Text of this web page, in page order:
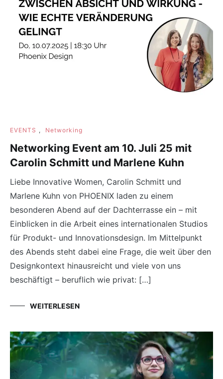
EVENTS , Networking
Networking Event am 10. Juli 25 mit
Carolin Schmitt und Marlene Kuhn
Liebe Innovative Women, Carolin Schmitt und
Marlene Kuhn von PHOENIX laden zu einem
besonderen Abend auf der Dachterrasse ein – mit
Einblicken in die Arbeit eines internationalen Studios
für Produkt- und Innovationsdesign. Im Mittelpunkt
des Abends steht dabei eine Frage, die weit über den
Designkontext hinausreicht und viele von uns
beschäftigt – beruflich wie privat: […]
WEITERLESEN